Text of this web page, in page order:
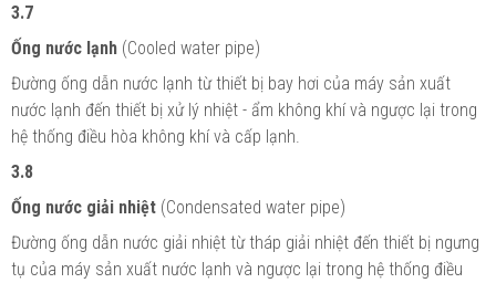
3.7
Ống nước lạnh (Cooled water pipe)
Đường ống dẫn nước lạnh từ thiết bị bay hơi của máy sản xuất
nước lạnh đến thiết bị xử lý nhiệt - ẩm không khí và ngược lại trong
hệ thống điều hòa không khí và cấp lạnh.
3.8
Ống nước giải nhiệt (Condensated water pipe)
Đường ống dẫn nước giải nhiệt từ tháp giải nhiệt đến thiết bị ngưng
tụ của máy sản xuất nước lạnh và ngược lại trong hệ thống điều